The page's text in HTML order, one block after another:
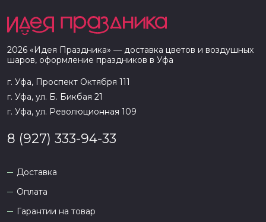
2026 «Идея Праздника» — доставка цветов и воздушных
шаров, оформление праздников в Уфа
г. Уфа, Проспект Октября 111
г. Уфа, ул. Б. Бикбая 21
г. Уфа, ул. Революционная 109
8 (927) 333-94-33
Доставка
Оплата
Гарантии на товар